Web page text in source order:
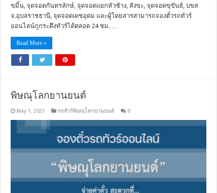
ขมิ้น, จุดจอดกันทรลักษ์, จุดจอดแยกหัวช้าง, สังขะ, จุดจอดขุขันธ์, บขส
จ.อุบลราชธานี, จุดจอดเดชอุดม และผู้โดยสารสามารถจองตั๋วรถทัวร์
ออนไลน์ภูกระดึงทัวร์ได้ตลอด 24 ชม. …
Read More »
พิษณุโลกยานยนต์
May 1, 2021 รถทัวร์พิษณุโลกยานยนต์ 0